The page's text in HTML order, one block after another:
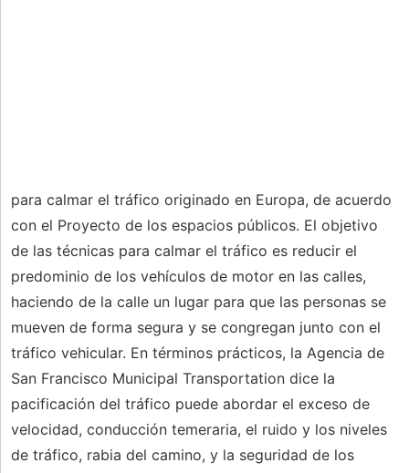
para calmar el tráfico originado en Europa, de acuerdo
con el Proyecto de los espacios públicos. El objetivo
de las técnicas para calmar el tráfico es reducir el
predominio de los vehículos de motor en las calles,
haciendo de la calle un lugar para que las personas se
mueven de forma segura y se congregan junto con el
tráfico vehicular. En términos prácticos, la Agencia de
San Francisco Municipal Transportation dice la
pacificación del tráfico puede abordar el exceso de
velocidad, conducción temeraria, el ruido y los niveles
de tráfico, rabia del camino, y la seguridad de los